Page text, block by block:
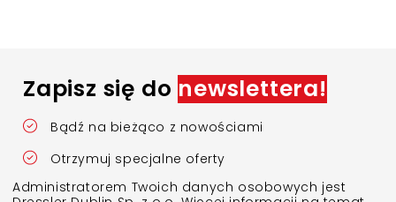
Zapisz się do newslettera!
Bądź na bieżąco z nowościami
Otrzymuj specjalne oferty
Administratorem Twoich danych osobowych jest